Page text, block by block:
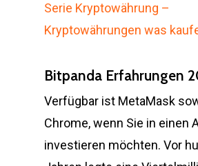
Serie Kryptowährung –
Kryptowährungen was
Bitpanda Erfahrungen
Verfügbar ist MetaMask
Chrome, wenn Sie in einen
investieren möchten. Vor